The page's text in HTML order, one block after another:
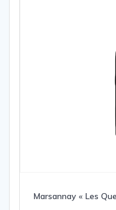
Marsannay « Les